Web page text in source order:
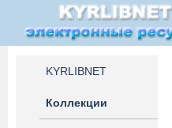
KYRLIBNET
Коллекции